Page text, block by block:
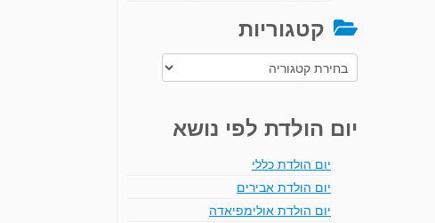
קטגוריות
קטגוריות
יום הולדת לפי נושא
יום הולדת כללי
יום הולדת אבירים
יום הולדת אולימפיאדה